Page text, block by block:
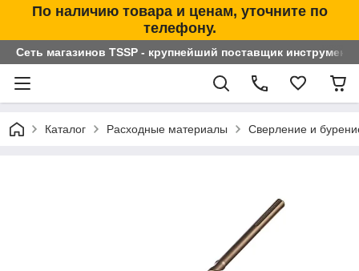
По наличию товара и ценам, уточните по
телефону.
Сеть магазинов TSSP - крупнейший поставщик
Каталог Расходные материалы Сверление и